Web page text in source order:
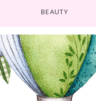
BEAUTY